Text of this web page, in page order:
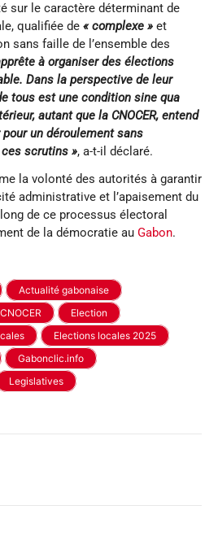
sur le caractère déterminant de
qualifiée de « complexe » et
sans faille de l’ensemble des
à organiser des élections
Dans la perspective de leur
tous est une condition sine qua
autant que la CNOCER, entend
un déroulement sans
scrutins », a-t-il déclaré.
la volonté des autorités à garantir
administrative et l’apaisement du
de ce processus électoral
de la démocratie au Gabon.
Actualité gabonaise
CNOCER
Election
Elections locales 2025
Gabonclic.info
Legislatives